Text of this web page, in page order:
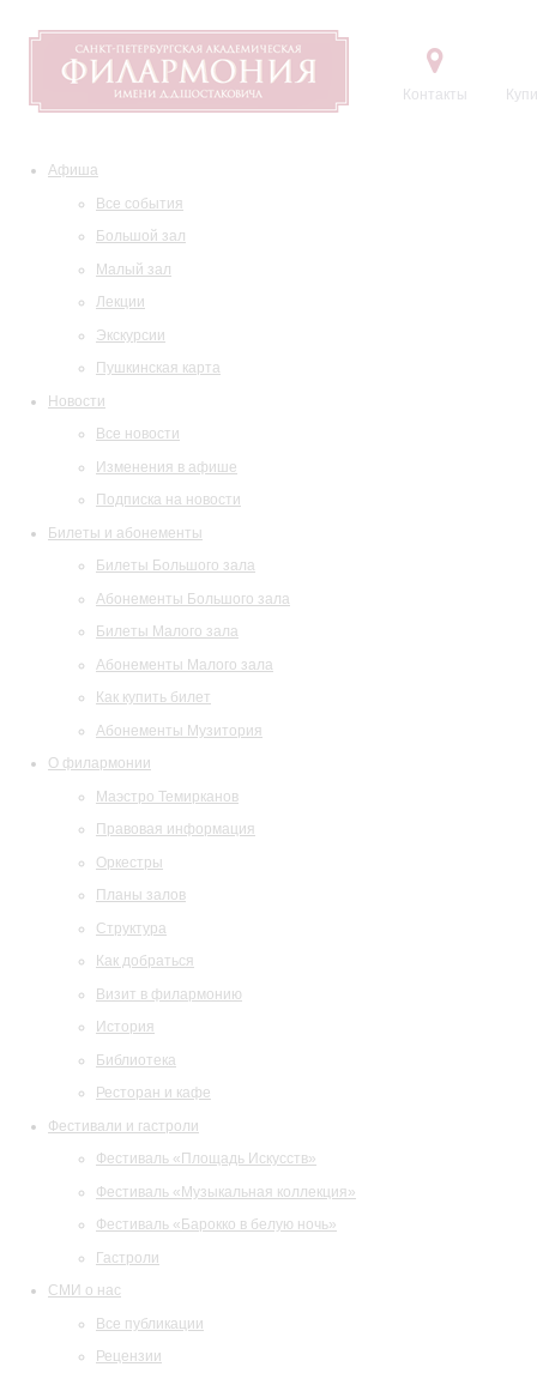
Контакты
Афиша
Все события
Большой зал
Малый зал
Лекции
Экскурсии
Пушкинская карта
Новости
Все новости
Изменения в афише
Подписка на новости
Билеты и абонементы
Билеты Большого зала
Абонементы Большого зала
Билеты Малого зала
Абонементы Малого зала
Как купить билет
Абонементы Музитория
О филармонии
Маэстро Темирканов
Правовая информация
Оркестры
Планы залов
Структура
Как добраться
Визит в филармонию
История
Библиотека
Ресторан и кафе
Фестивали и гастроли
Фестиваль «Площадь Искусств»
Фестиваль «Музыкальная коллекция»
Фестиваль «Барокко в белую ночь»
Гастроли
СМИ о нас
Все публикации
Рецензии